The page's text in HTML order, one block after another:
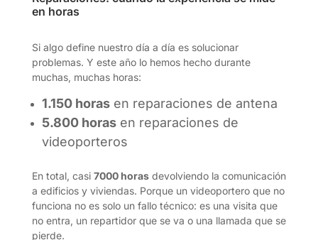
en horas
Si algo define nuestro día a día es solucionar
problemas. Y este año lo hemos hecho durante
muchas, muchas horas:
1.150 horasen reparaciones de antena
5.800 horasen reparaciones de
videoporteros
En total, casi 7000 horasdevolviendo la comunicación
a edificios y viviendas. Porque un videoportero que no
funciona no es solo un fallo técnico: es una visita que
no entra, un repartidor que se va o una llamada que se
pierde.